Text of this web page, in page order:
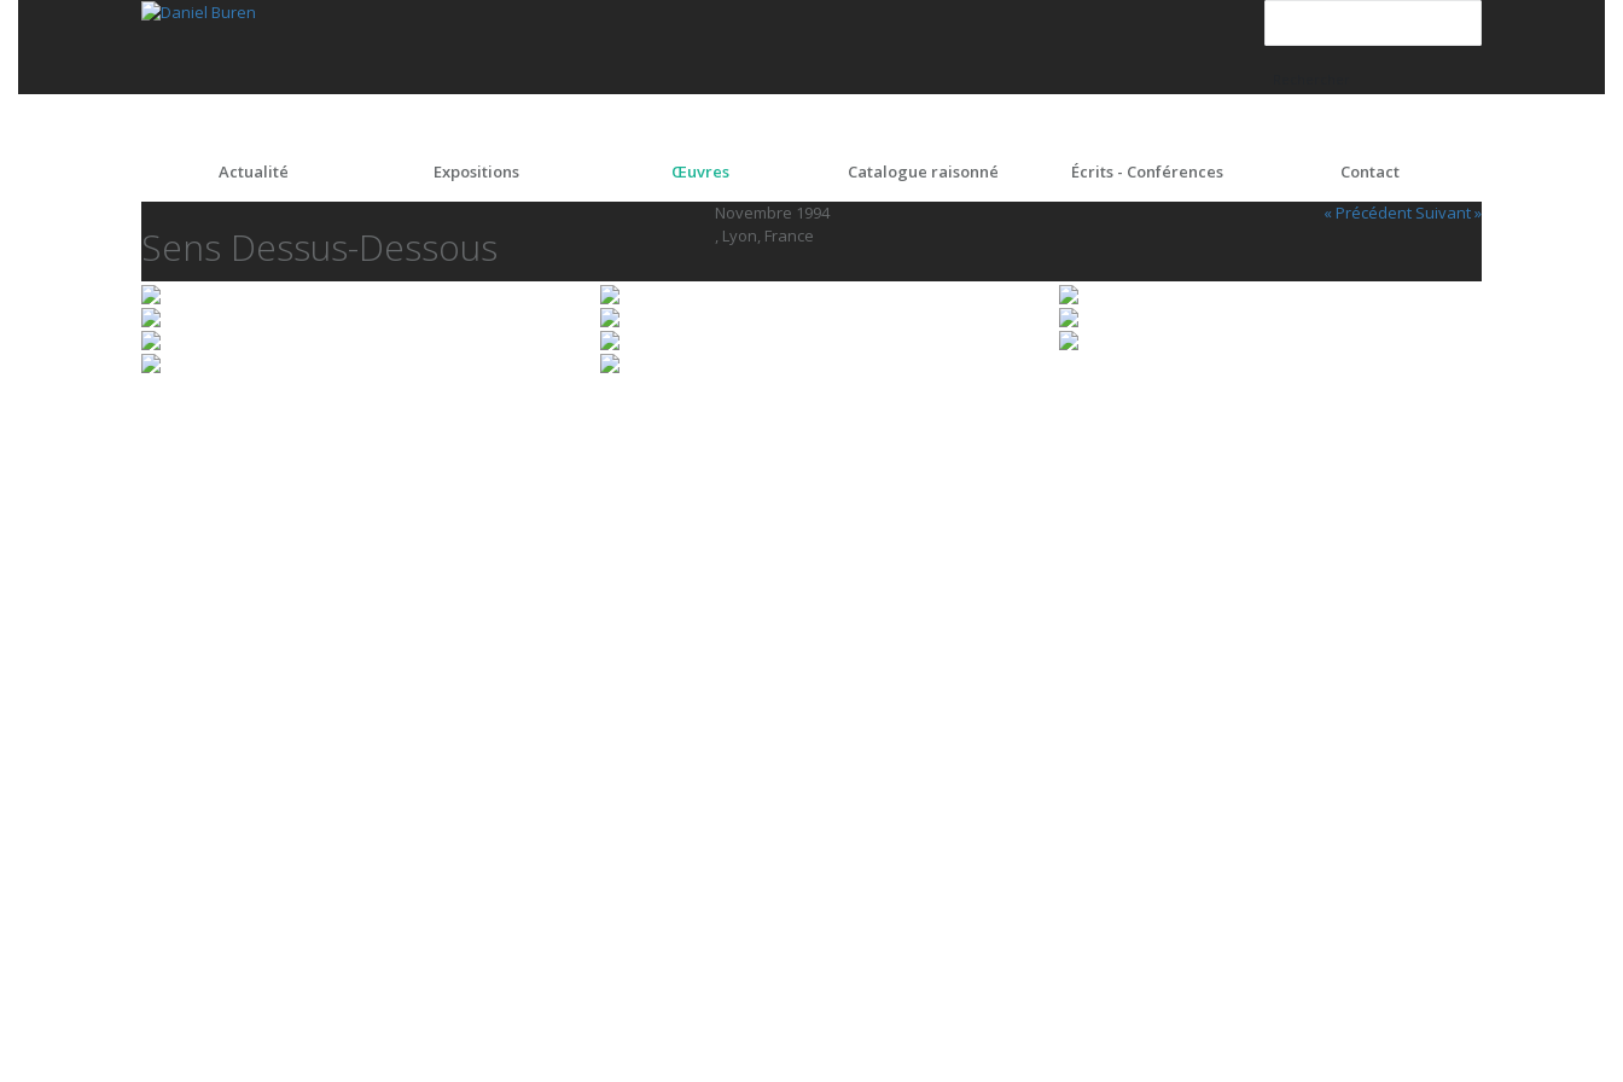
Actualité Expositions Œuvres Catalogue raisonné Écrits - Conférences Contact
Sens Dessus-Dessous
Novembre 1994
, Lyon, France
« Précédent Suivant »